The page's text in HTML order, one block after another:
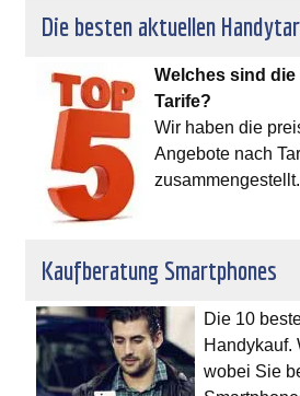
Die besten aktuellen
Welches sind
Tarife?
Wir haben die
Angebote nach
zusammengestellt.
Kaufberatung Smartphones
Die 10
Handykauf.
wobei Sie